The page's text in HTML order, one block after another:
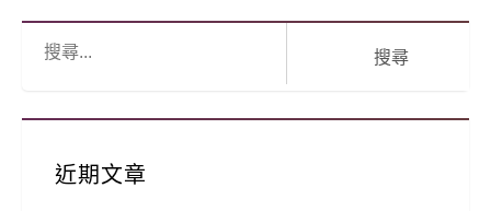
近期文章